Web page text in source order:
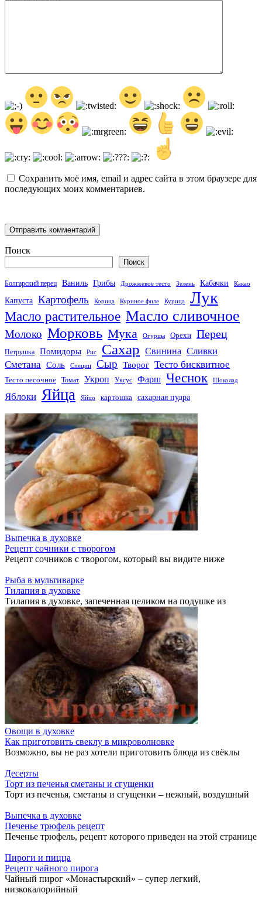
Сохранить моё имя, email и адрес сайта в этом браузере для
последующих моих комментариев.
Поиск
Поиск
Болгарский перец Ваниль Грибы Дрожжевое тесто Зелень Кабачки Какао
Капуста Картофель Корица Куриное филе Курица Лук
Масло растительное Масло сливочное
Молоко Морковь Мука Огурцы Орехи Перец
Петрушка Помидоры Рис Сахар Свинина Сливки
Сметана
Соль Специи Сыр Творог Тесто бисквитное
Тесто песочное Томат Укроп Уксус Фарш Чеснок Шоколад
Яблоки Яйца Яйцо картошка сахарная пудра
Выпечка в духовке
Рецепт сочники с творогом
Рецепт сочников с творогом, который вы видите ниже
Рыба в мультиварке
Тилапия в духовке
Тилапия в духовке, запеченная целиком на подушке из
Овощи в духовке
Как приготовить свеклу в микроволновке
Возможно, вы не раз хотели приготовить блюда из свёклы
Десерты
Торт из печенья сметаны и сгущенки
Торт из печенья, сметаны и сгущенки – нежный, воздушный
Выпечка в духовке
Печенье трюфель рецепт
Печенье трюфель, рецепт которого приведен на этой странице
Пироги и пицца
Рецепт чайного пирога
Чайный пирог «Монастырский» – супер легкий,
низкокалорийный